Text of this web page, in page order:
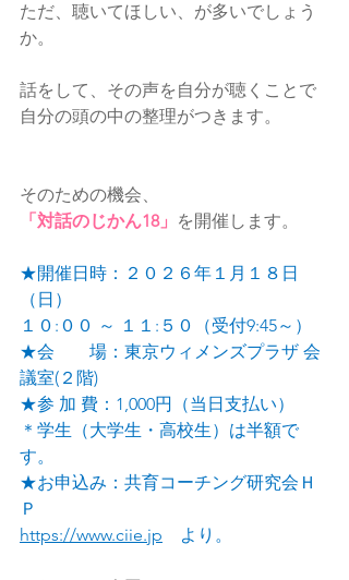
ただ、聴いてほしい、が多いでしょう
か。
話をして、その声を自分が聴くことで
自分の頭の中の整理がつきます。
そのための機会、
「対話のじかん18」 を開催します。
★開催日時：２０２６年１月１８日
（日）
１０:００ ～ １１:５０（受付9:45～）
★会　　場：東京ウィメンズプラザ 会
議室(２階)
★参 加 費：1,000円（当日支払い）
＊学生（大学生・高校生）は半額で
す。
★お申込み：共育コーチング研究会Ｈ
Ｐ
https://www.ciie.jp より。